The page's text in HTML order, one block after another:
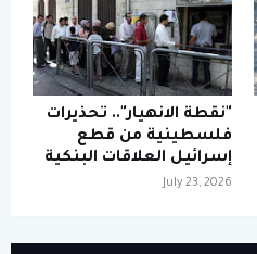
"نقطة الانهيار".. تحذيرات
فلسطينية من قطع
إسرائيل العلاقات البنكية
July 23, 2026